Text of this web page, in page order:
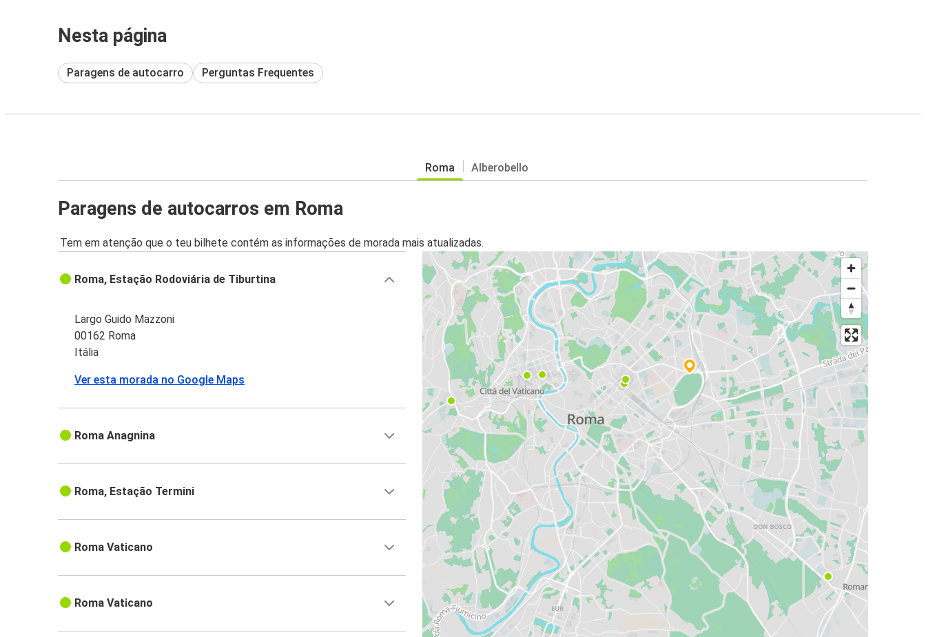
Nesta página
Paragens de autocarro Perguntas Frequentes
Roma Alberobello
Paragens de autocarros em Roma
Tem em atenção que o teu bilhete contém as informações de morada mais atualizadas.
Roma, Estação Rodoviária de Tiburtina
Largo Guido Mazzoni
00162 Roma
Itália
Ver esta morada no Google Maps
Roma Anagnina
Roma, Estação Termini
Roma Vaticano
Roma Vaticano